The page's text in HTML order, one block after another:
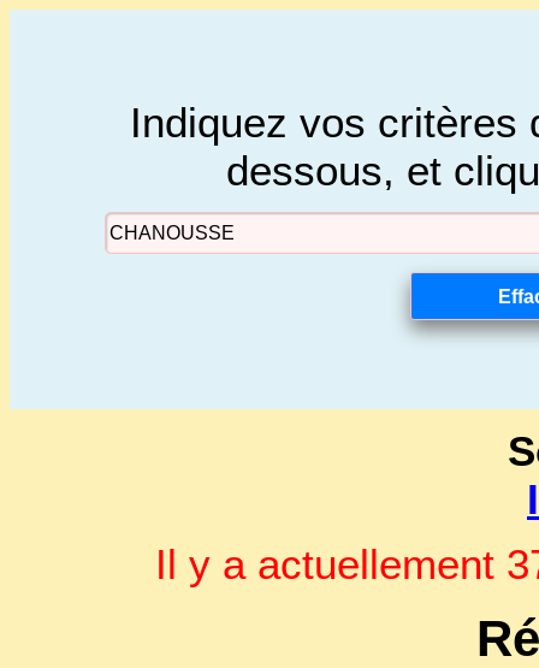
Indiquez vos critères
dessous, et
Il y a actuellement